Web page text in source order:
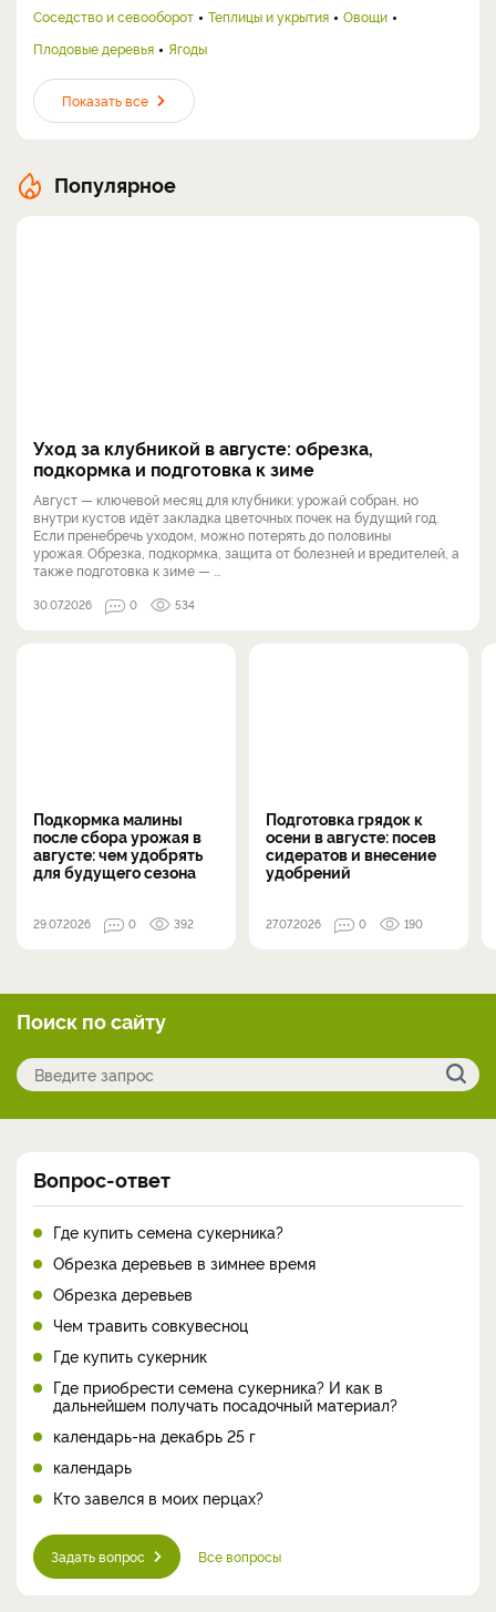
Соседство и севооборот Теплицы и укрытия
Овощи
Плодовые деревья
Ягоды
Показать все
Популярное
Уход за клубникой в августе: обрезка,
подкормка и подготовка к зиме
Август — ключевой месяц для клубники: урожай собран, но
внутри кустов идёт закладка цветочных почек на будущий год.
Если пренебречь уходом, можно потерять до половины
урожая. Обрезка, подкормка, защита от болезней и вредителей, а
также подготовка к зиме — ...
30.07.2026 0 534
Подкормка малины
после сбора урожая в
августе: чем удобрять
для будущего сезона
29.07.2026 0 392
Подготовка грядок к
осени в августе: посев
сидератов и внесение
удобрений
27.07.2026 0 190
Поиск по сайту
Вопрос-ответ
Где купить семена сукерника?
Обрезка деревьев в зимнее время
Обрезка деревьев
Чем травить совкувесноц
Где купить сукерник
Где приобрести семена сукерника? И как в
дальнейшем получать посадочный материал?
календарь-на декабрь 25 г
календарь
Кто завелся в моих перцах?
Задать вопрос Все вопросы